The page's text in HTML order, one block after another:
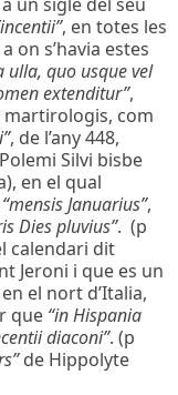
, en totes les
on s’havia estes
ulla, quo usque vel
extenditur”,
martirologis, com
, de l’any 448,
Silvi bisbe
en el qual
“mensis Januarius”,
Dies pluvius”. (p
calendari dit
Jeroni i que es un
el nort d’Italia,
que “in Hispania
diaconi”. (p
de Hippolyte